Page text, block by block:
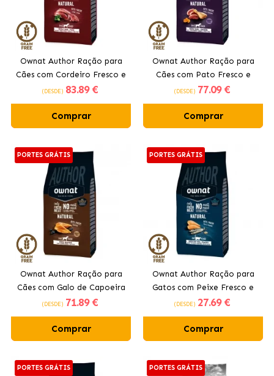
Ownat Author Ração para
Cães com Cordeiro Fresco e
Porco
(DESDE) 83.89 €
Comprar
Ownat Author Ração para
Cães com Pato Fresco e
Frango
(DESDE) 77.09 €
Comprar
PORTES GRÁTIS
Ownat Author Ração para
Cães com Galo de Capoeira
(DESDE) 71.89 €
Comprar
PORTES GRÁTIS
Ownat Author Ração para
Gatos com Peixe Fresco e
Aves de Capoeira
(DESDE) 27.69 €
Comprar
PORTES GRÁTIS PORTES GRÁTIS